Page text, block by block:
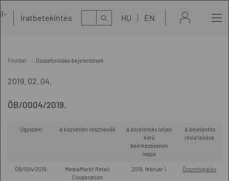
Iratbetekintés Kereső HU EN
Főoldal Összefonódás-bejelentések
2019. 02. 04.
ÖB/0004/2019.
Ügyszám A közvetlen résztvevők
A bejelentés teljes
körű
beérkezésének
napja
A bejelentés
rövid leírása
ÖB/004/2019.
MediaMarkt Retail
Cooperation
2019. február 1. Összefoglalás